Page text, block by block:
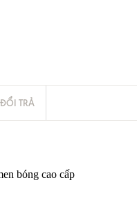
TRẢ
bóng cao cấp